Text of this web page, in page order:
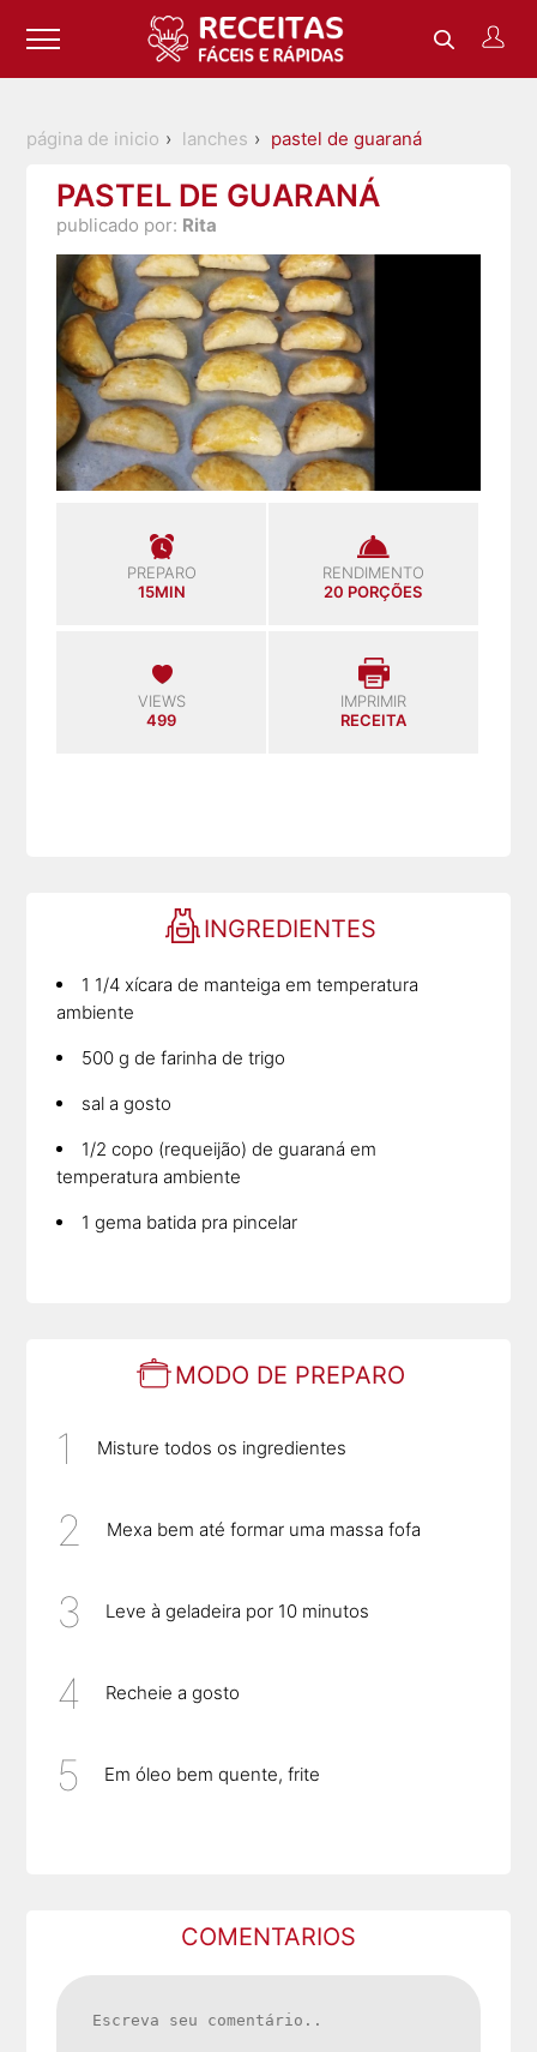
página de inicio lanches pastel de guaraná
PASTEL DE GUARANÁ
publicado por: Rita
PREPARO
15MIN
RENDIMENTO
20 PORÇÕES
VIEWS
499
IMPRIMIR
RECEITA
INGREDIENTES
1 1/4 xícara de manteiga em temperatura
ambiente
500 g de farinha de trigo
sal a gosto
1/2 copo (requeijão) de guaraná em
temperatura ambiente
1 gema batida pra pincelar
MODO DE PREPARO
Misture todos os ingredientes
Mexa bem até formar uma massa fofa
Leve à geladeira por 10 minutos
Recheie a gosto
Em óleo bem quente, frite
COMENTARIOS